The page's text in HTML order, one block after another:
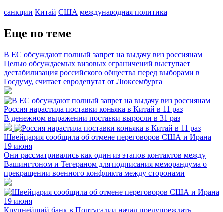
санкции Китай США международная политика
Еще по теме
В ЕС обсуждают полный запрет на выдачу виз россиянам
Целью обсуждаемых визовых ограничений выступает
дестабилизация российского общества перед выборами в
Госдуму, считает евродепутат от Люксембурга
Россия нарастила поставки коньяка в Китай в 11 раз
В денежном выражении поставки выросли в 31 раз
Швейцария сообщила об отмене переговоров США и Ирана
19 июня
Они рассматривались как один из этапов контактов между
Вашингтоном и Тегераном для подписания меморандума о
прекращении военного конфликта между сторонами
Крупнейший банк в Португалии начал предупреждать